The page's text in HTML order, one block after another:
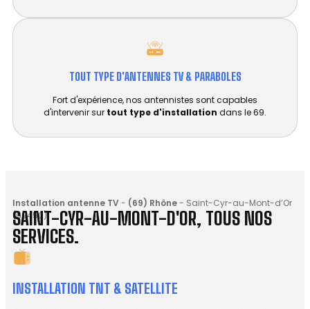
TOUT TYPE D'ANTENNES TV & PARABOLES
Fort d'expérience, nos antennistes sont capables
d'intervenir sur tout type d'installation dans le 69.
Installation antenne TV- (69) Rhône- Saint-Cyr-au-Mont-d’Or
(69450)
SAINT-CYR-AU-MONT-D'OR, TOUS NOS
SERVICES.
INSTALLATION TNT & SATELLITE